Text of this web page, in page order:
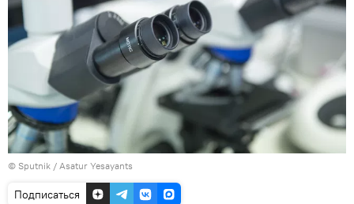
© Sputnik / Asatur Yesayants
Подписаться